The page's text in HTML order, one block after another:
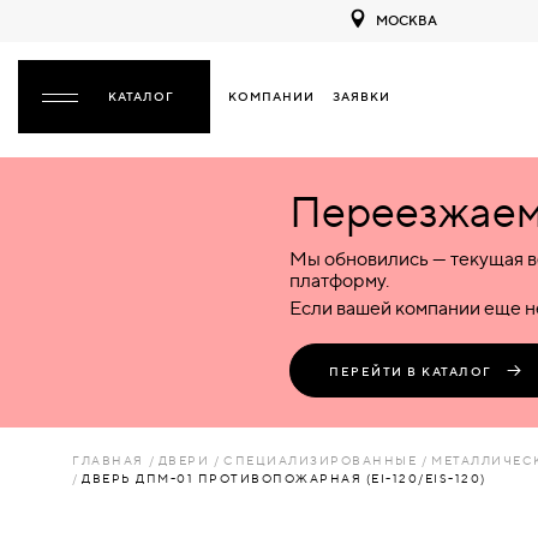
МОСКВА
КОМПАНИИ ЗАЯВКИ
НАЗАД
ПЛАСТИКОВЫЕ
ЛЮКИ
Межкомнатные
Деревянные
Пластиковые
Комбинированные
Входные
Металлические
Пластиковые
Стеклянные
Комбинированные
Специализированные
Металлические
Пластиковые
Стеклянные
Комбинированные
Мы обновились — текущая
платформу.
Если вашей компании еще
ПЕРЕЙТИ В КАТАЛОГ
ГЛАВНАЯ ДВЕРИ СПЕЦИАЛИЗИРОВАННЫЕ
ДВЕРЬ ДПМ-01 ПРОТИВОПОЖАРНАЯ (EI-120/EIS-120)